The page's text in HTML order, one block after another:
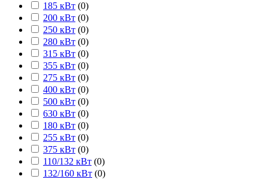
185 кВт (0)
200 кВт (0)
250 кВт (0)
280 кВт (0)
315 кВт (0)
355 кВт (0)
275 кВт (0)
400 кВт (0)
500 кВт (0)
630 кВт (0)
180 кВт (0)
255 кВт (0)
375 кВт (0)
110/132 кВт (0)
132/160 кВт (0)